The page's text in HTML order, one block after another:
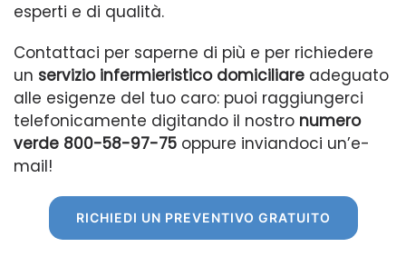
esperti e di qualità.
Contattaci per saperne di più e per richiedere
un servizio infermieristico domiciliare adeguato
alle esigenze del tuo caro: puoi raggiungerci
telefonicamente digitando il nostro numero
verde 800-58-97-75 oppure inviandoci un’e-
mail!
RICHIEDI UN PREVENTIVO GRATUITO